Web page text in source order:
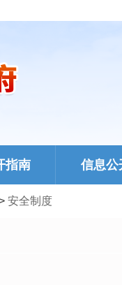
指南 信息公
安全制度